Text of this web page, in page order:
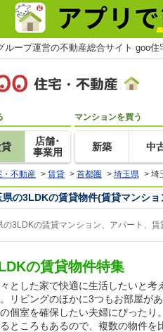
ループ運営の不動産総合サイト goo住
店舗･
事業用
マンションを買う
新築 中
・不動産 > 賃貸 > 首都圏 > 埼玉県 > 埼
県の3LDKの賃貸物件(賃貸マンシ
の3LDKの賃貸マンション、アパート、
の賃貸物件特集
とした家で快適に生活したいと考
リビングのほかに3つもお部屋が
個室を確保したい夫婦にぴったり
ところもあるので、複数の物件を